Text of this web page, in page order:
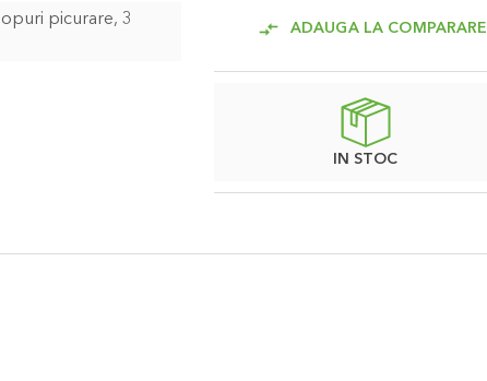
ADAUGA LA COMPARARE
IN STOC
picurare, 3